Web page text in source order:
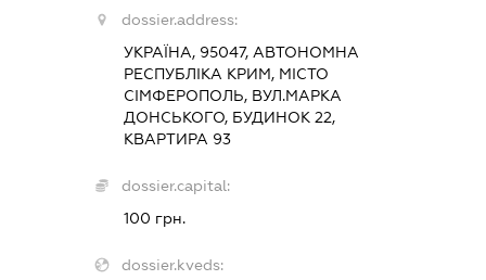
dossier.address:
УКРАЇНА, 95047, АВТОНОМНА
РЕСПУБЛІКА КРИМ, МІСТО
СІМФЕРОПОЛЬ, ВУЛ.МАРКА
ДОНСЬКОГО, БУДИНОК 22,
КВАРТИРА 93
dossier.capital:
100 грн.
dossier.kveds: